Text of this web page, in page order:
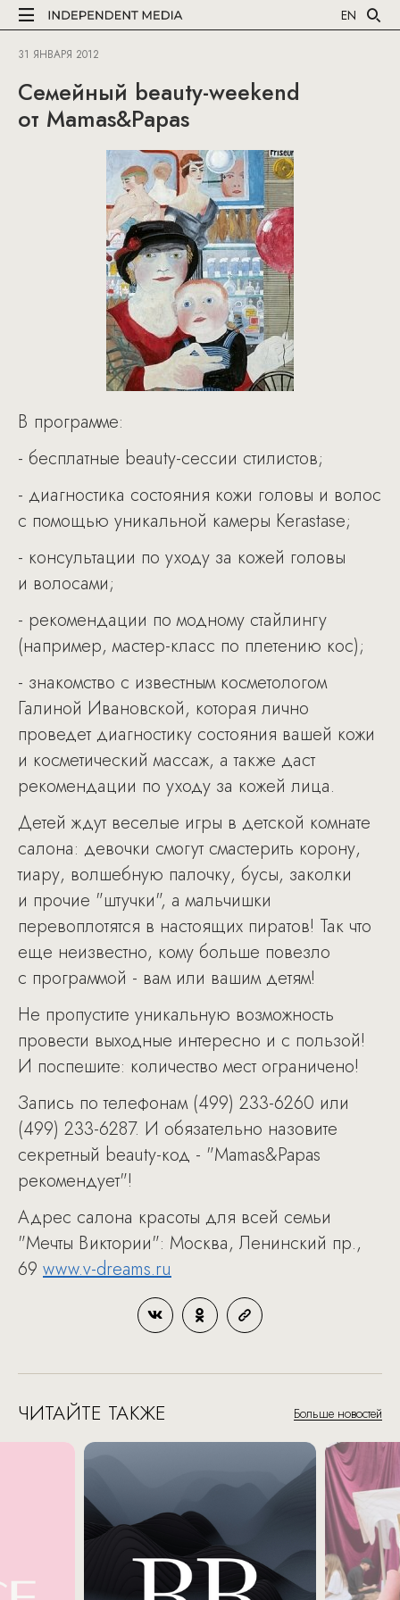
EN
31 ЯНВАРЯ 2012
Семейный beauty-weekend
от Mamas&Papas
В программе:
- бесплатные beauty-сессии стилистов;
- диагностика состояния кожи головы и волос
с помощью уникальной камеры Kerastase;
- консультации по уходу за кожей головы
и волосами;
- рекомендации по модному стайлингу
(например, мастер-класс по плетению кос);
- знакомство с известным косметологом
Галиной Ивановской, которая лично
проведет диагностику состояния вашей кожи
и косметический массаж, а также даст
рекомендации по уходу за кожей лица.
Детей ждут веселые игры в детской комнате
салона: девочки смогут смастерить корону,
тиару, волшебную палочку, бусы, заколки
и прочие "штучки", а мальчишки
перевоплотятся в настоящих пиратов! Так что
еще неизвестно, кому больше повезло
с программой - вам или вашим детям!
Не пропустите уникальную возможность
провести выходные интересно и с пользой!
И поспешите: количество мест ограничено!
Запись по телефонам (499) 233-6260 или
(499) 233-6287. И обязательно назовите
секретный beauty-код - "Mamas&Papas
рекомендует"!
Адрес салона красоты для всей семьи
"Мечты Виктории": Москва, Ленинский пр.,
69 www.v-dreams.ru
ЧИТАЙТЕ ТАКЖЕ Больше новостей